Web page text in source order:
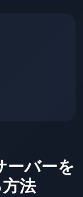
バーを
法